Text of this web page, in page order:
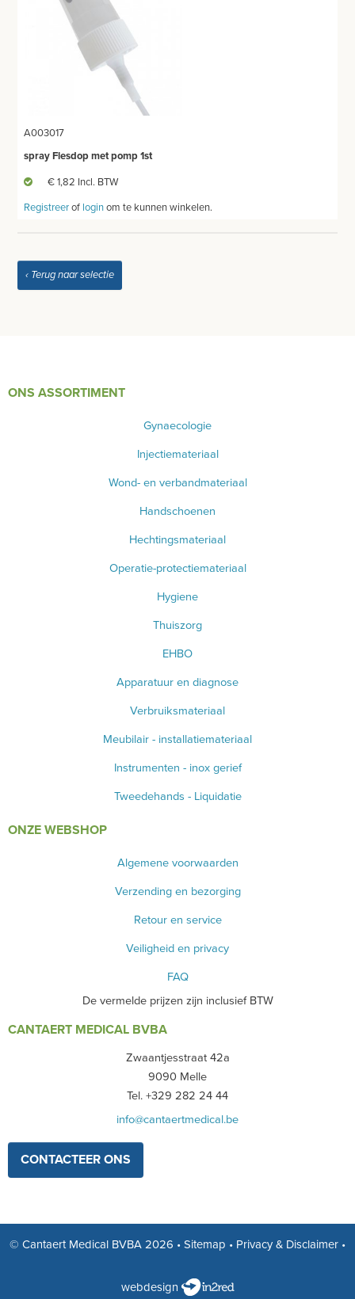
A003017
spray Flesdop met pomp 1st
€ 1,82 Incl. BTW
Registreerof loginom te kunnen winkelen.
‹ Terug naar selectie
ONS ASSORTIMENT
Gynaecologie
Injectiemateriaal
Wond- en verbandmateriaal
Handschoenen
Hechtingsmateriaal
Operatie-protectiemateriaal
Hygiene
Thuiszorg
EHBO
Apparatuur en diagnose
Verbruiksmateriaal
Meubilair - installatiemateriaal
Instrumenten - inox gerief
Tweedehands - Liquidatie
ONZE WEBSHOP
Algemene voorwaarden
Verzending en bezorging
Retour en service
Veiligheid en privacy
FAQ
De vermelde prijzen zijn inclusief BTW
CANTAERT MEDICAL BVBA
Zwaantjesstraat 42a
9090 Melle
Tel. +329 282 24 44
info@cantaertmedical.be
CONTACTEER ONS
© Cantaert Medical BVBA 2026 • Sitemap • Privacy & Disclaimer •
webdesign